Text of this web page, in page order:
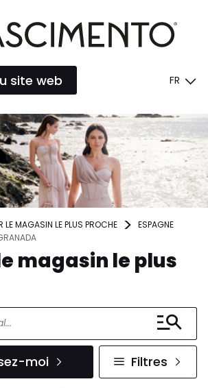
site web FR
LE MAGASIN LE PLUS PROCHE
ESPAGNE
magasin le plus
moi Filtres